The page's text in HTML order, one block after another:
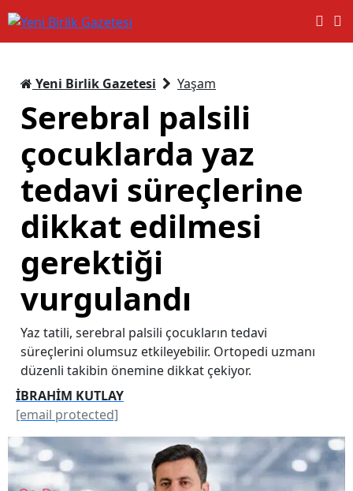
Yeni Birlik Gazetesi Yaşam
Serebral palsili
çocuklarda yaz
tedavi süreçlerine
dikkat edilmesi
gerektiği
vurgulandı
Yaz tatili, serebral palsili çocukların tedavi
süreçlerini olumsuz etkileyebilir. Ortopedi uzmanı
düzenli takibin önemine dikkat çekiyor.
İBRAHİM KUTLAY
[email protected]